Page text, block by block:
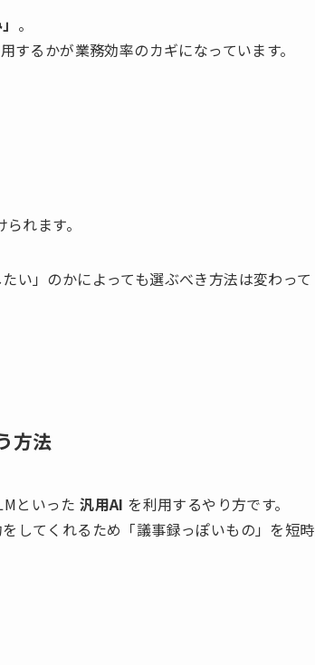
。
るかが業務効率のカギになっています。
れます。
い」のかによっても選ぶべき方法は変わって
方法
といった汎用AI を利用するやり方です。
してくれるため「議事録っぽいもの」を短時